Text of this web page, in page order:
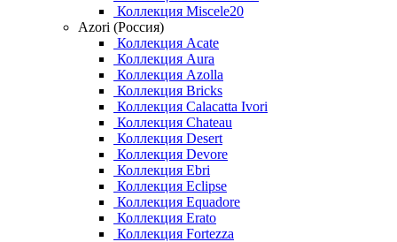
Коллекция Miscele20
Azori (Россия)
Коллекция Acate
Коллекция Aura
Коллекция Azolla
Коллекция Bricks
Коллекция Calacatta Ivori
Коллекция Chateau
Коллекция Desert
Коллекция Devore
Коллекция Ebri
Коллекция Eclipse
Коллекция Equadore
Коллекция Erato
Коллекция Fortezza